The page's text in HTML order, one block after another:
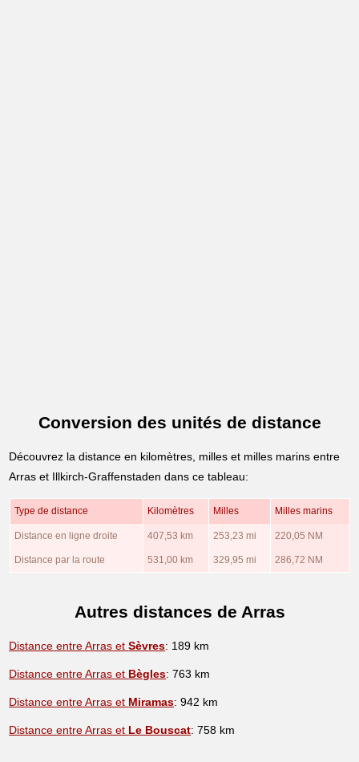
Conversion des unités de distance
Découvrez la distance en kilomètres, milles et milles marins entre
Arras et Illkirch-Graffenstaden dans ce tableau:
Type de distance Kilomètres Milles Milles marins
Distance en ligne droite 407,53 km 253,23 mi 220,05 NM
Distance par la route 531,00 km 329,95 mi 286,72 NM
Autres distances de Arras
Distance entre Arras etSèvres: 189 km
Distance entre Arras et Bègles: 763 km
Distance entre Arras et Miramas: 942 km
Distance entre Arras et Le Bouscat: 758 km